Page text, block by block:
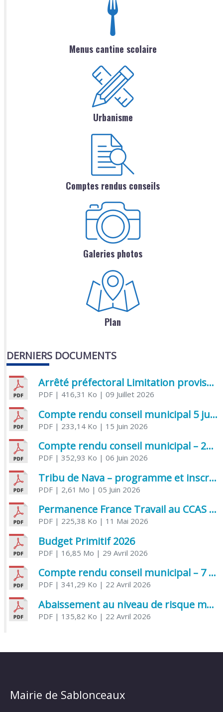
Menus cantine scolaire
Urbanisme
Comptes rendus conseils
Galeries photos
Plan
DERNIERS DOCUMENTS
Arrêté préfectoral Limitation provisoire des usages de l’eau
PDF| 416,31 Ko | 09 Juillet 2026
Compte rendu conseil municipal 5 juin 2026 sénatoriale
PDF| 233,14 Ko | 15 Juin 2026
Compte rendu conseil municipal – 21 avril 2026
PDF| 352,93 Ko | 06 Juin 2026
Tribu de Nava – programme et inscriptions été 2026
PDF| 2,61 Mo | 05 Juin 2026
Permanence France Travail au CCAS de Saujon Juin 2026
PDF| 225,38 Ko | 11 Mai 2026
Budget Primitif 2026
PDF| 16,85 Mo | 29 Avril 2026
Compte rendu conseil municipal – 7 avril 2026
PDF| 341,29 Ko | 22 Avril 2026
Abaissement au niveau de risque modéré de l’Influenza aviaire
PDF| 135,82 Ko | 22 Avril 2026
Mairie de Sablonceaux